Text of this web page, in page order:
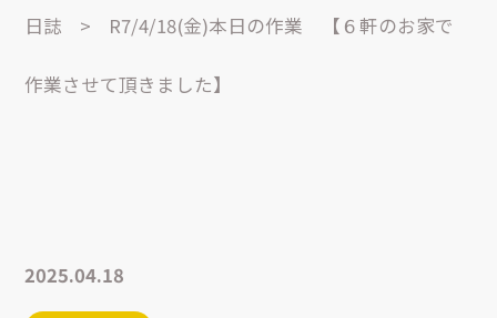
日誌 > R7/4/18(金)本日の作業 【６軒のお家で
作業させて頂きました】
2025.04.18